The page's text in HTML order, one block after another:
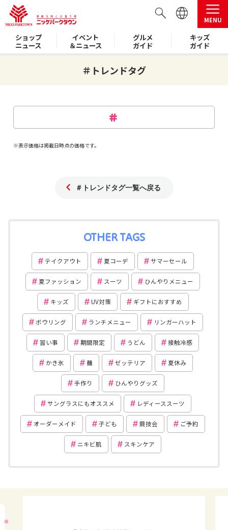
MENU
ショップ
ニュース
イベント
＆ニュース
グルメ
ガイド
キッズ
ガイド
＃トレンドタグ
※表示価格は掲載日時点の価格です。
＃トレンドタグ一覧へ戻る
OTHER TAGS
テイクアウト 夏コーデ サマーセール
夏ファッション スーツ ひんやりメニュー
キッズ UV対策 ギフトにおすすめ
ボウリング ランチメニュー リンガーハット
習い事 期間限定 うどん 接触冷感
かき氷 麺 ゼッテリア 夏休み
手作り ひんやりグッズ
サングラスにもオススメ レディーススーツ
オーダーメイド 子ども 競技会 ご予約
ニキビ肌 スキンケア